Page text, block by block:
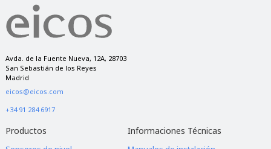
nuestro grupo si nos das tu consentimiento y nunca a empresas
ajenas al mismo. Tienes derecho a acceder, rectificar y suprimir los
datos, así como a otros derechos, como se explica en nuestra política
de privacidad.
Avda. de la Fuente Nueva, 12A, 28703
San Sebastián de los Reyes
Madrid
eicos@eicos.com
+34 91 284 6917
Productos Informaciones Técnicas